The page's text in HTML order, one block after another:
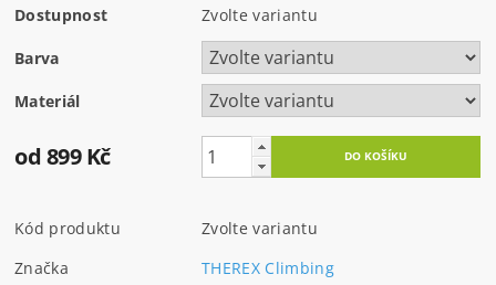
Dostupnost Zvolte variantu
Barva
Materiál
od 899 Kč
Kód produktu
Zvolte variantu
Značka
THEREX Climbing